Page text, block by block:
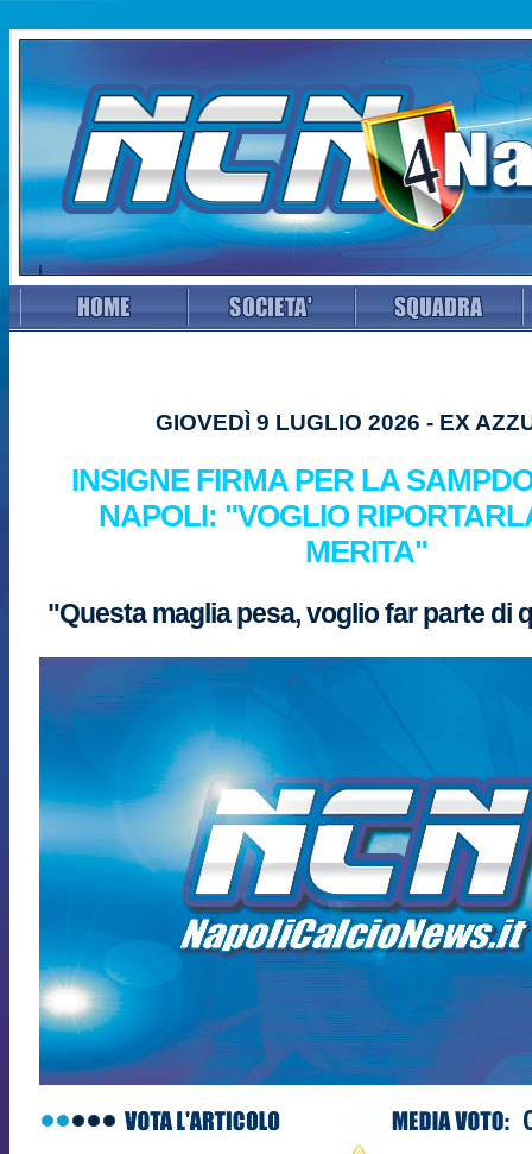
GIOVEDÌ 9 LUGLIO 2026 - EX
INSIGNE FIRMA PER LA
NAPOLI: "VOGLIO
MERITA"
"Questa maglia pesa, voglio far parte di